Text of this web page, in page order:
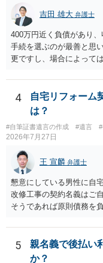
吉田 雄大 弁護士
400万円近く負債があり
手続を選ぶのが最善と思
更ですし、場合によって
4
自宅リフォーム
は？
#自筆証書遺言の作成 #遺言
2026年7月27日
王 宣麟 弁護士
懇意にしている男性に自
改修工事の契約名義はご
そうであれば原則債務を
ます。 入籍した場合でも
には変わりがありません
場でアドバイスを行うの
5
親名義で後払い
か？